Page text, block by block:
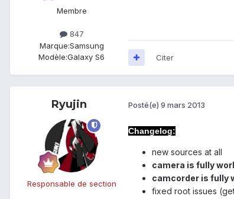
Membre
847
Marque:Samsung
Modèle:Galaxy S6 Citer
Ryujin
Responsable de section
Posté(e) 9 mars 2013
Changelog:
new sources at all
camera is fully
camcorder is fully
fixed root issues